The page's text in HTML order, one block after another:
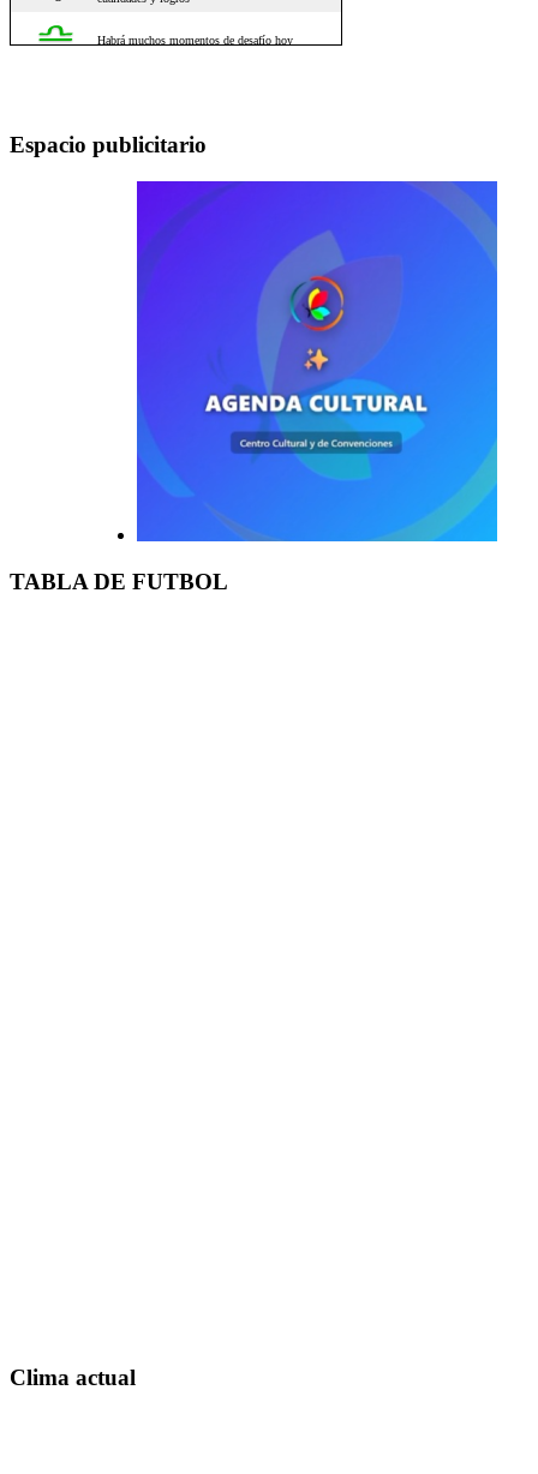
Espacio publicitario
TABLA DE FUTBOL
Clima actual